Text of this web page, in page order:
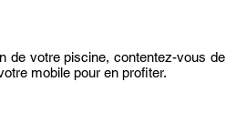
de votre piscine, contentez-vous de
mobile pour en profiter.